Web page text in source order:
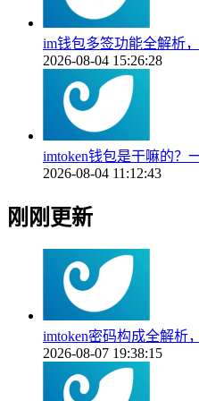
im钱包多签功能全解析
2026-08-04 15:26:28
imtoken钱包是干嘛的？
2026-08-04 11:12:43
刚刚更新
imtoken密码构成全解析
2026-08-07 19:38:15